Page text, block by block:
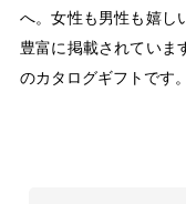
へ。女性も男性も嬉し
豊富に掲載されていま
のカタログギフトです。